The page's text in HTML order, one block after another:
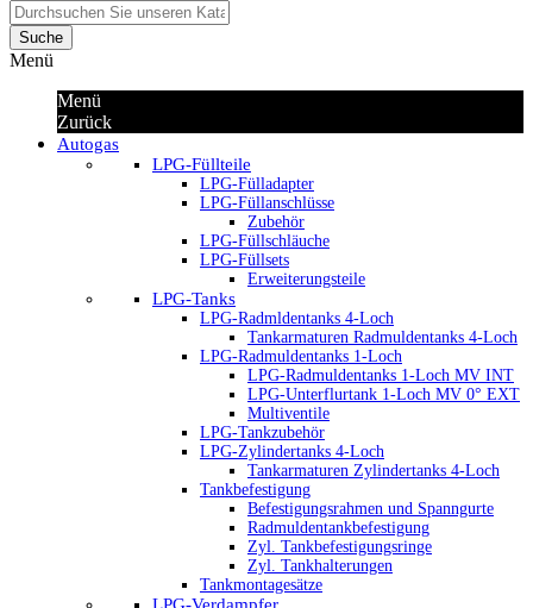
Suche
Menü
Menü
Zurück
Autogas
LPG-Füllteile
LPG-Fülladapter
LPG-Füllanschlüsse
Zubehör
LPG-Füllschläuche
LPG-Füllsets
Erweiterungsteile
LPG-Tanks
LPG-Radmldentanks 4-Loch
Tankarmaturen Radmuldentanks 4-Loch
LPG-Radmuldentanks 1-Loch
LPG-Radmuldentanks 1-Loch MV INT
LPG-Unterflurtank 1-Loch MV 0° EXT
Multiventile
LPG-Tankzubehör
LPG-Zylindertanks 4-Loch
Tankarmaturen Zylindertanks 4-Loch
Tankbefestigung
Befestigungsrahmen und Spanngurte
Radmuldentankbefestigung
Zyl. Tankbefestigungsringe
Zyl. Tankhalterungen
Tankmontagesätze